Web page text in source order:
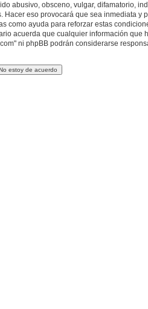
abusivo, obsceno, vulgar, difamatorio,
Hacer eso provocará que sea inmediata
como ayuda para reforzar estas
acuerda que cualquier información
ni phpBB podrán considerarse